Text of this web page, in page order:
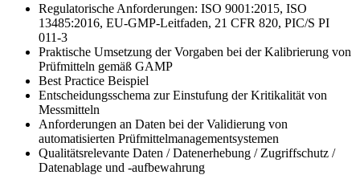
Regulatorische Anforderungen: ISO 9001:2015, ISO
13485:2016, EU-GMP-Leitfaden, 21 CFR 820, PIC/S PI
011-3
Praktische Umsetzung der Vorgaben bei der Kalibrierung von
Prüfmitteln gemäß GAMP
Best Practice Beispiel
Entscheidungsschema zur Einstufung der Kritikalität von
Messmitteln
Anforderungen an Daten bei der Validierung von
automatisierten Prüfmittelmanagementsystemen
Qualitätsrelevante Daten / Datenerhebung / Zugriffschutz /
Datenablage und -aufbewahrung